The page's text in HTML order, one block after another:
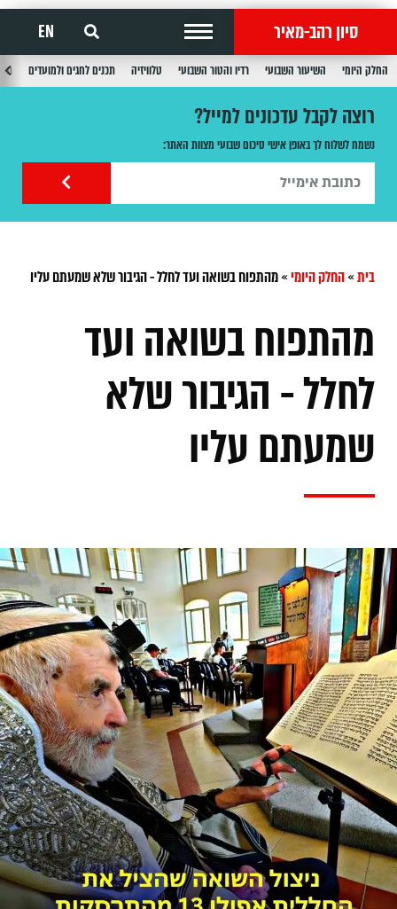
סיון רהב-מאיר EN
החלק היומי השיעור השבועי רדיו והטור השבועי טלוויזיה תכנים לחגים ולמועדים
רוצה לקבל עדכונים למייל?
נשמח לשלוח לך באופן אישי סיכום שבועי מצוות האתר:
בית»החלק היומי»מהתפוח בשואה ועד לחלל - הגיבור שלא שמעתם עליו
מהתפוח בשואה ועד
לחלל - הגיבור שלא
שמעתם עליו